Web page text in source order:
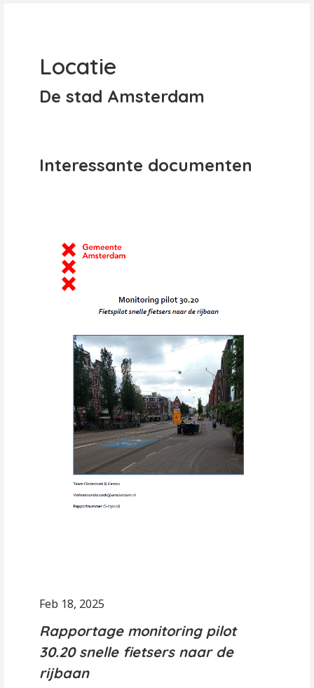
Locatie
De stad Amsterdam
Interessante documenten
Feb 18, 2025
Rapportage monitoring pilot
30.20 snelle fietsers naar de
rijbaan